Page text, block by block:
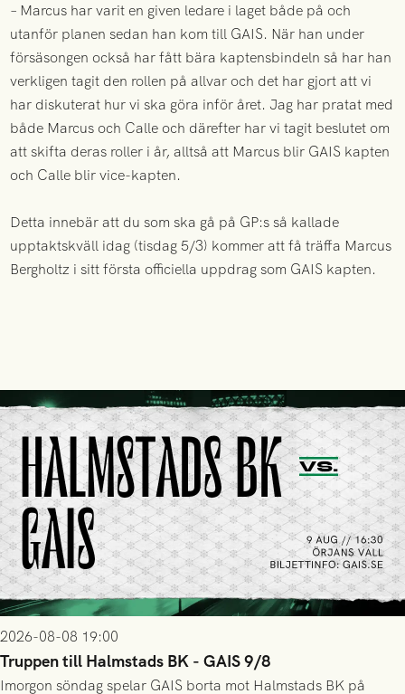
– Marcus har varit en given ledare i laget både på och
utanför planen sedan han kom till GAIS. När han under
försäsongen också har fått bära kaptensbindeln så har han
verkligen tagit den rollen på allvar och det har gjort att vi
har diskuterat hur vi ska göra inför året. Jag har pratat med
både Marcus och Calle och därefter har vi tagit beslutet om
att skifta deras roller i år, alltså att Marcus blir GAIS kapten
och Calle blir vice-kapten.
Detta innebär att du som ska gå på GP:s så kallade
upptaktskväll idag (tisdag 5/3) kommer att få träffa Marcus
Bergholtz i sitt första officiella uppdrag som GAIS kapten.
2026-08-08 19:00
Truppen till Halmstads BK - GAIS 9/8
Imorgon söndag spelar GAIS borta mot Halmstads BK på